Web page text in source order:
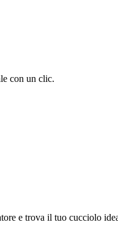
con un clic.
e trova il tuo cucciolo